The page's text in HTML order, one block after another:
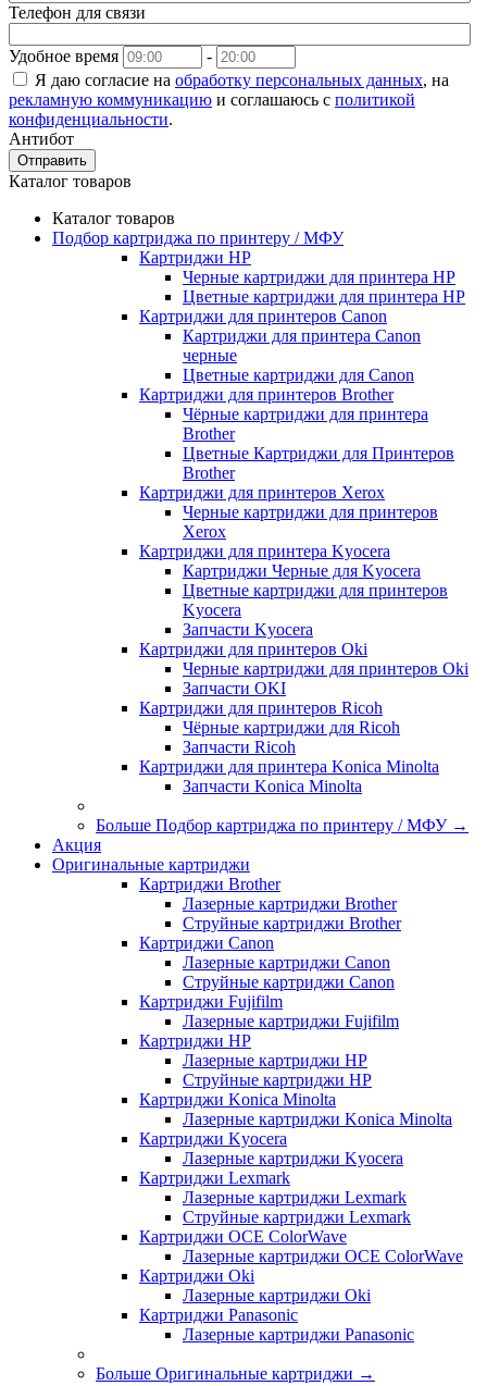
Телефон для связи
Удобное время
-
Я даю согласие на обработку персональных данных, на
рекламную коммуникацию и соглашаюсь с политикой
конфиденциальности.
Антибот
Отправить
Каталог товаров
Каталог товаров
Подбор картриджа по принтеру / МФУ
Картриджи HP
Черные картриджи для принтера HP
Цветные картриджи для принтера HP
Картриджи для принтеров Сanon
Картриджи для принтера Сanon
черные
Цветные картриджи для Сanon
Картриджи для принтеров Brother
Чёрные картриджи для принтера
Brother
Цветные Картриджи для Принтеров
Brother
Картриджи для принтеров Xerox
Черные картриджи для принтеров
Xerox
Картриджи для принтера Kyocera
Картриджи Черные для Kyocera
Цветные картриджи для принтеров
Kyocera
Запчасти Kyocera
Картриджи для принтеров Oki
Черные картриджи для принтеров Oki
Запчасти OKI
Картриджи для принтеров Ricoh
Чёрные картриджи для Ricoh
Запчасти Ricoh
Картриджи для принтера Konica Minolta
Запчасти Koniсa Minolta
Больше Подбор картриджа по принтеру / МФУ →
Акция
Оригинальные картриджи
Картриджи Brother
Лазерные картриджи Brother
Струйные картриджи Brother
Картриджи Canon
Лазерные картриджи Canon
Струйные картриджи Canon
Картриджи Fujifilm
Лазерные картриджи Fujifilm
Картриджи HP
Лазерные картриджи HP
Струйные картриджи HP
Картриджи Konica Minolta
Лазерные картриджи Konica Minolta
Картриджи Kyocera
Лазерные картриджи Kyocera
Картриджи Lexmark
Лазерные картриджи Lexmark
Струйные картриджи Lexmark
Картриджи OCE ColorWave
Лазерные картриджи OCE ColorWave
Картриджи Oki
Лазерные картриджи Oki
Картриджи Panasonic
Лазерные картриджи Panasonic
Больше Оригинальные картриджи →